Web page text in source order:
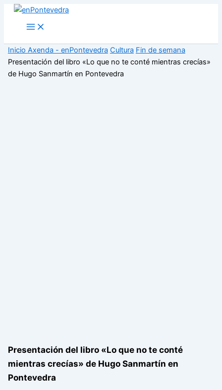
Main
Menu
Inicio Axenda - enPontevedra Cultura Fin de semana
Presentación del libro «Lo que no te conté mientras crecías»
de Hugo Sanmartín en Pontevedra
Presentación del libro «Lo que no te conté
mientras crecías» de Hugo Sanmartín en
Pontevedra